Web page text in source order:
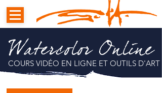
Watercolor Online
COURS VIDÉO EN LIGNE ET OUTILS D'ART